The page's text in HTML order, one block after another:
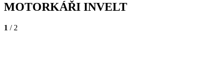
MOTORKÁŘI INVELT
1 / 2